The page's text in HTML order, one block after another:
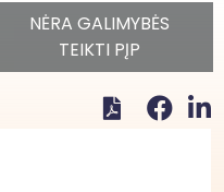
NĖRA GALIMYBĖS
TEIKTI PĮP